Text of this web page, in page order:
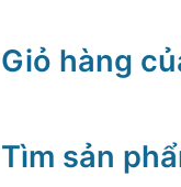
Giỏ hàng
Tìm sản